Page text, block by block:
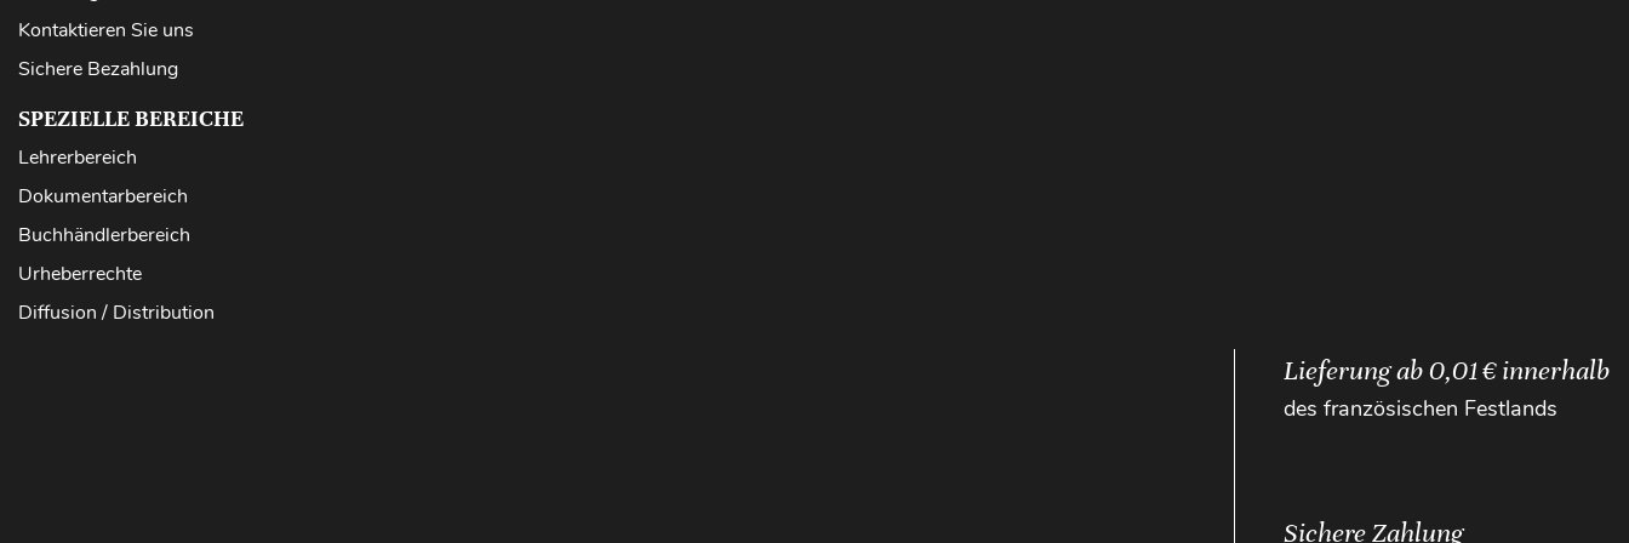
Kontaktieren Sie uns
Sichere Bezahlung
SPEZIELLE BEREICHE
Lehrerbereich
Dokumentarbereich
Buchhändlerbereich
Urheberrechte
Diffusion / Distribution
Lieferung ab 0,01 € innerhalb
des französischen Festlands
Sichere Zahlung